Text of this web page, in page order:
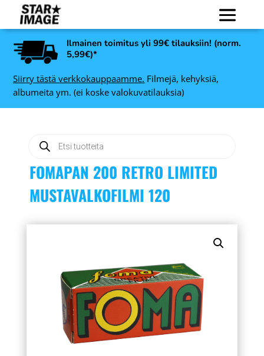
Ilmainen toimitus yli 99€ tilauksiin! (norm.
5,99€)*
Siirry tästä verkkokauppaamme. Filmejä, kehyksiä,
albumeita ym. (ei koske valokuvatilauksia)
search
FOMAPAN 200 RETRO LIMITED
MUSTAVALKOFILMI 120
Instax Mini Film 20 kuvaa
18,90€ +